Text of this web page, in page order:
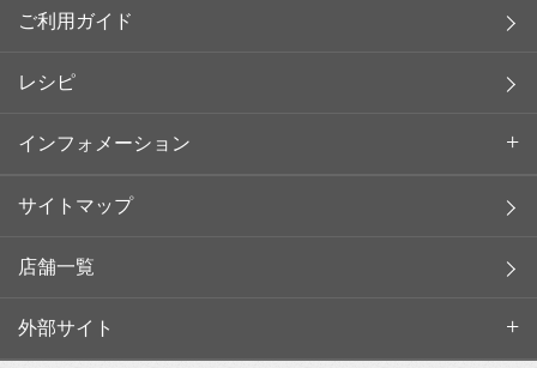
ご利用ガイド
レシピ
インフォメーション
サイトマップ
店舗一覧
外部サイト